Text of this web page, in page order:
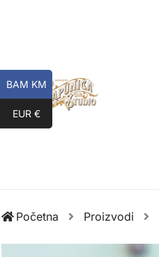
Početna Proizvodi
BAM KM
EUR €